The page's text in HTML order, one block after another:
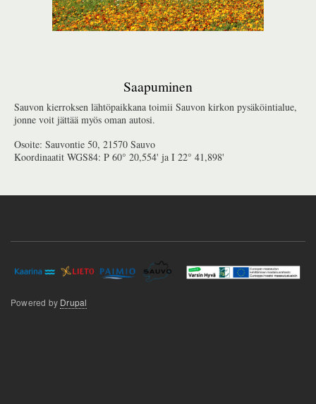
Saapuminen
Sauvon kierroksen lähtöpaikkana toimii Sauvon kirkon pysäköintialue,
jonne voit jättää myös oman autosi.
Osoite: Sauvontie 50, 21570 Sauvo
Koordinaatit WGS84: P 60° 20,554' ja I 22° 41,898'
Powered by Drupal